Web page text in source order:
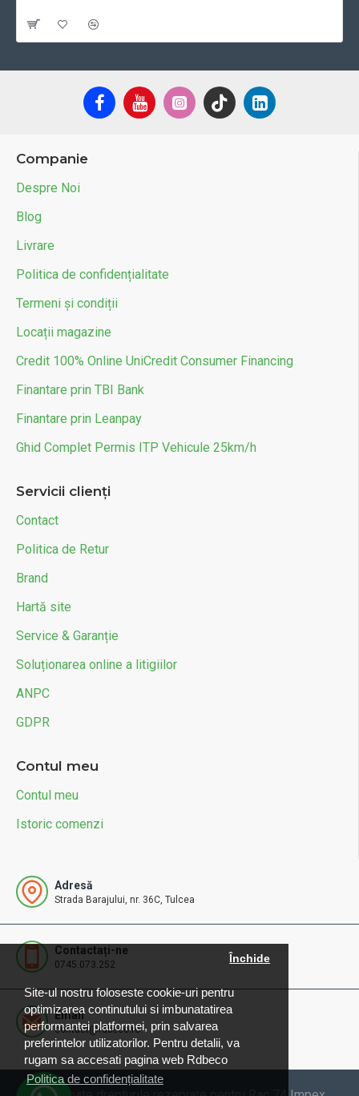
Site-ul nostru foloseste cookie-uri pentru
optimizarea continutului si imbunatatirea
performantei platformei, prin salvarea
preferintelor utilizatorilor. Pentru detalii, va
rugam sa accesati pagina web Rdbeco
Politica de confidențialitate
Închide
Companie
Despre Noi
Blog
Livrare
Politica de confidențialitate
Termeni și condiții
Locații magazine
Credit 100% Online UniCredit Consumer Financing
Finantare prin TBI Bank
Finantare prin Leanpay
Ghid Complet Permis ITP Vehicule 25km/h
Servicii clienți
Contact
Politica de Retur
Brand
Hartă site
Service & Garanție
Soluționarea online a litigiilor
ANPC
GDPR
Contul meu
Contul meu
Istoric comenzi
Adresă
Strada Barajului, nr. 36C, Tulcea
Contactați-ne
0745.073.252
Email
contact@rdbeco.ro